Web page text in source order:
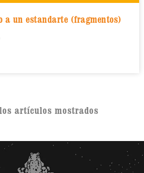
a un estandarte (fragmentos)
artículos mostrados